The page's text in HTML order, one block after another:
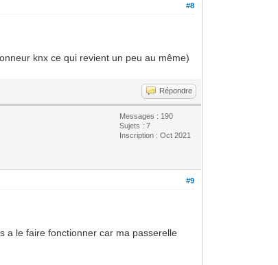
#8
knx ce qui revient un peu au même)
Répondre
Messages : 190
Sujets : 7
Inscription : Oct 2021
#9
a le faire fonctionner car ma passerelle